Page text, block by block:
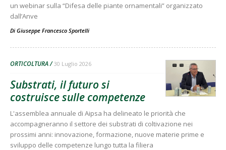
un webinar sulla “Difesa delle piante ornamentali” organizzato
dall’Anve
Di Giuseppe Francesco Sportelli
ORTICOLTURA 30 Luglio 2026
Substrati, il futuro si
costruisce sulle competenze
L'assemblea annuale di Aipsa ha delineato le priorità che
accompagneranno il settore dei substrati di coltivazione nei
prossimi anni: innovazione, formazione, nuove materie prime e
sviluppo delle competenze lungo tutta la filiera